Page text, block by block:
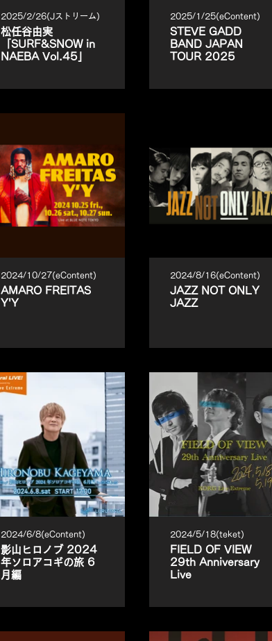
2025/2/26(Jストリーム)
松任谷由実
「SURF&SNOW in
NAEBA Vol.45」
2025/1/25(eContent)
STEVE GADD
BAND JAPAN
TOUR 2025
2024/10/27(eContent)
AMARO FREITAS
Y'Y
2024/8/16(eContent)
JAZZ NOT ONLY
JAZZ
2024/6/8(eContent)
影山ヒロノブ 2024
年ソロアコギの旅 6
月編
2024/5/18(teket)
FIELD OF VIEW
29th Anniversary
Live